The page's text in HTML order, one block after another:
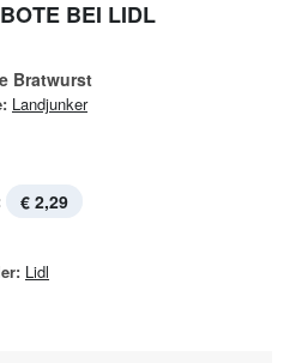
BEI LIDL
Bratwurst
Landjunker
€ 2,29
Lidl